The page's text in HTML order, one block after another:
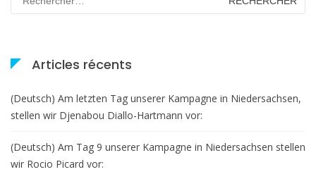
Articles récents
(Deutsch) Am letzten Tag unserer Kampagne in Niedersachsen,
stellen wir Djenabou Diallo-Hartmann vor:
(Deutsch) Am Tag 9 unserer Kampagne in Niedersachsen stellen
wir Rocio Picard vor: